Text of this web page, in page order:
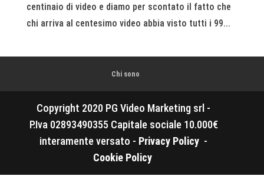
centinaio di video e diamo per scontato il fatto che
chi arriva al centesimo video abbia visto tutti i 99...
Chi sono
Copyright 2020 PG Video Marketing srl -
P.Iva 02893490355 Capitale sociale 10.000€
interamente versato - Privacy Policy -
Cookie Policy